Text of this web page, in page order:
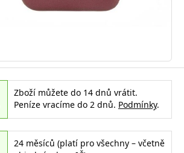
Zboží můžete do 14 dnů vrátit.
Peníze vracíme do 2 dnů. Podmínky.
24 měsíců (platí pro všechny – včetně